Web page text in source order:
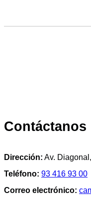
Contáctanos
Dirección: Av.
Teléfono: 93 416 93 00
Correo electrónico: